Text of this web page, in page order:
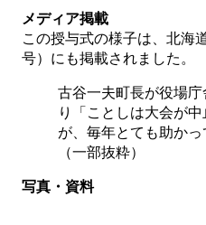
メディア掲載
この授与式の様子は、北海
号）にも掲載されました。
古谷一夫町長が役場
り「ことしは大会が
が、毎年とても助かっ
（一部抜粋）
写真・資料